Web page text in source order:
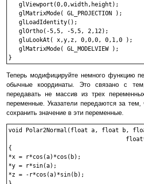
   glViewport(0,0,width,height);
   glMatrixMode( GL_PROJECTION );
   glLoadIdentity();
   glOrtho(-5,5, -5,5, 2,12);
   gluLookAt( x,y,z, 0,0,0, 0,1,0 );
   glMatrixMode( GL_MODELVIEW );
Теперь модифицируйте немного функцию
обычные координаты. Это связано с
передавать не массив из трех
переменные. Указатели передаются за
сохранить значение в эти переменные.
void Polar2Normal(float a, float b,
{
*x = r*cos(a)*cos(b);
*y = r*sin(a);
*z = -r*cos(a)*sin(b);